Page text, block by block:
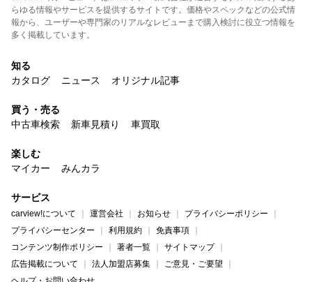
らゆる情報やサービスを提供するサイトです。価格やスペックなどの公式情
報から、ユーザーや専門家のリアルなレビューまで購入検討に役立つ情報を
多く掲載しています。
知る
カタログ
ニュース オリジナル記事
買う・売る
中古車検索
新車見積り 車買取
楽しむ
マイカー
みんカラ
サービス
carview!について 運営会社 お知らせ
プライバシーポリシー
プライバシーセンター
利用規約
免責事項
コンテンツ制作ポリシー
著者一覧
サイトマップ
広告掲載について
法人加盟店募集
ご意見・ご要望